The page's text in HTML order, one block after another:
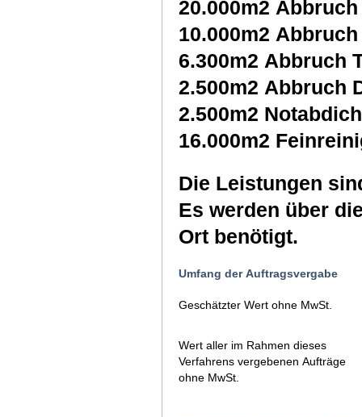
20.000m2
10.000m2
6.300m2 Abbruch
2.500m2 Abbruch
2.500m2
16.000m2
Die Leistungen
Es werden über
Ort benötigt.
Umfang der Auftragsvergabe
Geschätzter Wert ohne MwSt.
Wert aller im Rahmen dieses
Verfahrens vergebenen Aufträge
ohne MwSt.